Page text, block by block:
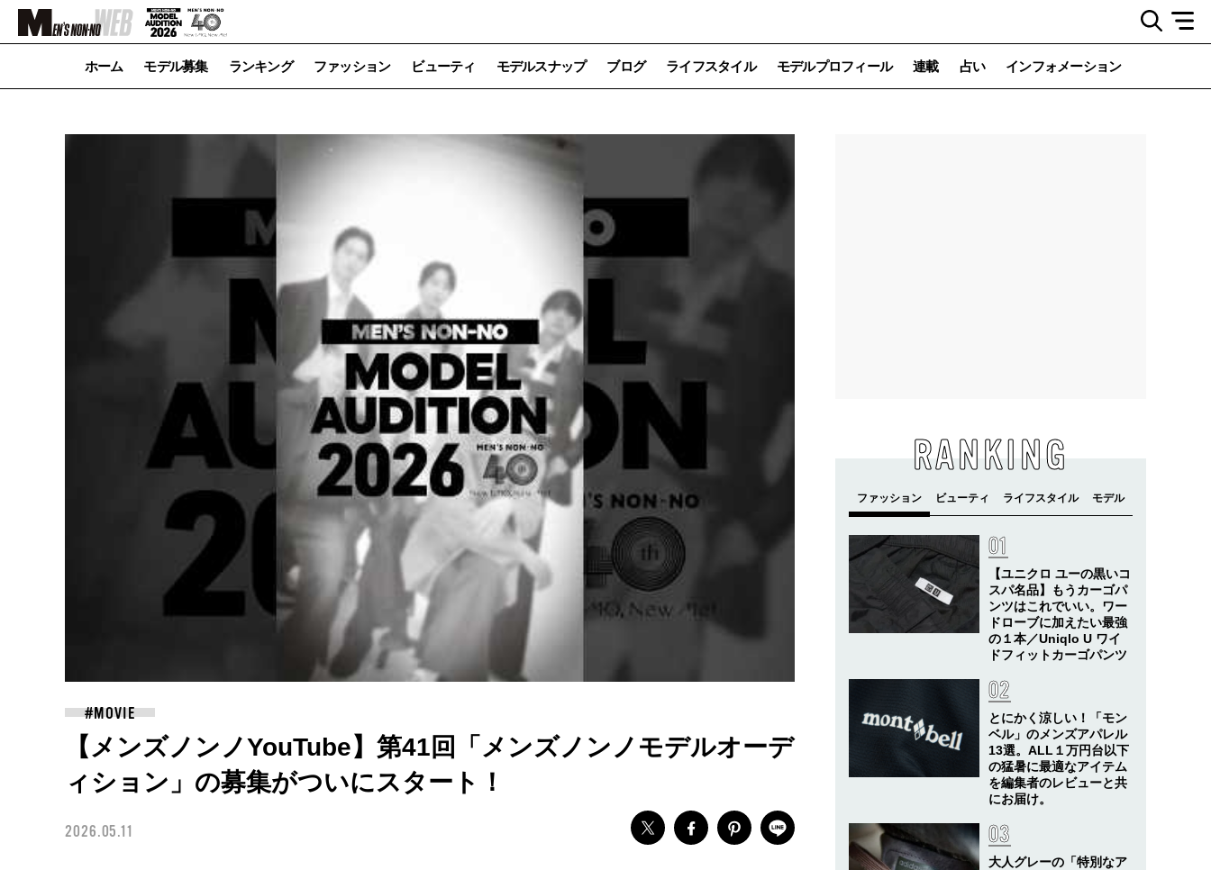
ホーム モデル募集 ランキング ファッション ビューティ モデルスナップ ブログ ライフスタイル モデルプロフィール 連載 占い インフォメーション
【メンズノンノYouTube】第41回「メンズノンノモデルオーデ
ィション」の募集がついにスタート！
2026.05.11
RANKING
【ユニクロ ユーの黒いコ
スパ名品】もうカーゴパ
ンツはこれでいい。ワー
ドローブに加えたい最強
の１本／Uniqlo U ワイ
ドフィットカーゴパンツ
とにかく涼しい！「モン
ベル」のメンズアパレル
13選。ALL１万円台以下
の猛暑に最適なアイテム
を編集者のレビューと共
にお届け。
大人グレーの「特別なア